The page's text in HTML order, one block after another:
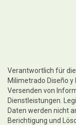
Verantwortlich für
Milimetrado Diseño y
Versenden von
Dienstleistungen.
Daten werden nicht
Berichtigung und